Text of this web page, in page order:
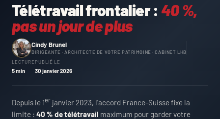
Télétravail frontalier : 40 %,
pas un jour de plus
Cindy Brunel
DIRIGEANTE · ARCHITECTE DE VOTRE PATRIMOINE · CABINET LHB
LECTURE
5 min
PUBLIÉ LE
30 janvier 2026
Depuis le 1er janvier 2023, l'accord France-Suisse fixe la
limite : 40 % de télétravail maximum pour garder votre